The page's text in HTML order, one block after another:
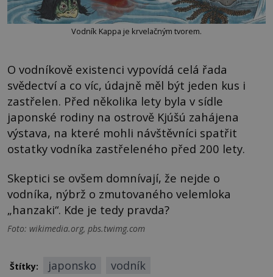
Vodník Kappa je krvelačným tvorem.
O vodníkově existenci vypovídá celá řada
svědectví a co víc, údajně měl být jeden kus i
zastřelen. Před několika lety byla v sídle
japonské rodiny na ostrově Kjúšú zahájena
výstava, na které mohli návštěvníci spatřit
ostatky vodníka zastřeleného před 200 lety.
Skeptici se ovšem domnívají, že nejde o
vodníka, nýbrž o zmutovaného velemloka
„hanzaki“. Kde je tedy pravda?
Foto: wikimedia.org, pbs.twimg.com
Štítky: japonsko vodník